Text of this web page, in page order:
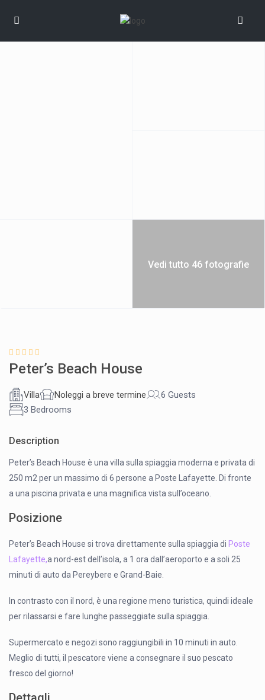
Vedi tutto 46 fotografie
Peter’s Beach House
Villa Noleggi a breve termine
6 Guests
3 Bedrooms
Description
Peter’s Beach House è una villa sulla spiaggia moderna e privata di
250 m2 per un massimo di 6 persone a Poste Lafayette. Di fronte
a una piscina privata e una magnifica vista sull’oceano.
Posizione
Peter’s Beach House si trova direttamente sulla spiaggia di Poste
Lafayette,a nord-est dell’isola, a 1 ora dall’aeroporto e a soli 25
minuti di auto da Pereybere e Grand-Baie.
In contrasto con il nord, è una regione meno turistica, quindi ideale
per rilassarsi e fare lunghe passeggiate sulla spiaggia.
Supermercato e negozi sono raggiungibili in 10 minuti in auto.
Meglio di tutti, il pescatore viene a consegnare il suo pescato
fresco del giorno!